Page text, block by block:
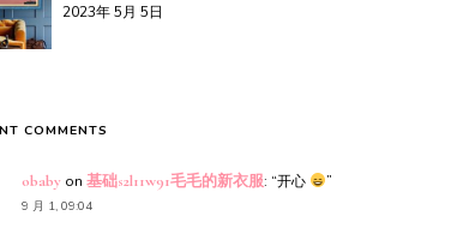
2023年 5月 5日
COMMENTS
obabyon 基础s2l11w91毛毛的新衣服: “开心 ”
9 月 1, 09:04